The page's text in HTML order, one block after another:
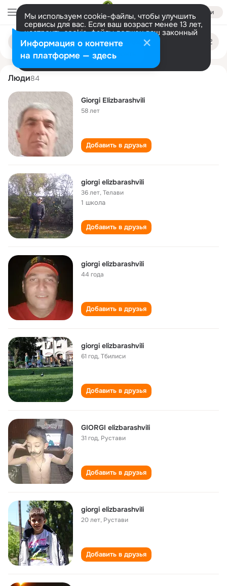
Войти
Мы используем cookie-файлы, чтобы улучшить
сервисы для вас. Если ваш возраст менее 13 лет,
настроить cookie-файлы должен ваш законный
представитель. Больше информации
Разрешить все Настроить
Поиск
людям
giorgi elizbarashvili
Люди84
Giorgi Elizbarashvili
58 лет
Добавить в друзья
giorgi elizbarashvili
36 лет,Телави
1 школа
Добавить в друзья
giorgi elizbarashvili
44 года
Добавить в друзья
giorgi elizbarashvili
61 год,Тбилиси
Добавить в друзья
GIORGI elizbarashvili
31 год, Рустави
Добавить в друзья
giorgi elizbarashvili
20 лет, Рустави
Добавить в друзья
Информация о контенте
на платформе — здесь